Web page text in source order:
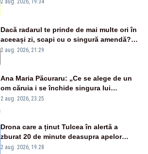
2 aug. 2026, 19:34
Dacă radarul te prinde de mai multe ori în
aceeași zi, scapi cu o singură amendă?
Ce spune legea
2 aug. 2026, 21:29
Ana Maria Păcuraru: „Ce se alege de un
om căruia i se închide singura lui
portiță?”
2 aug. 2026, 23:25
Drona care a ținut Tulcea în alertă a
zburat 20 de minute deasupra apelor
României. Au fost ridicate două F-16
2 aug. 2026, 19:28